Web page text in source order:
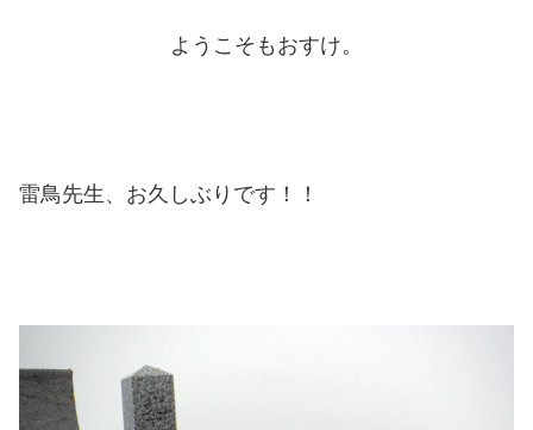
ようこそもおすけ。
雷鳥先生、お久しぶりです！！